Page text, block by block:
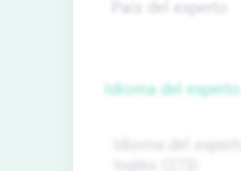
Idioma del experto